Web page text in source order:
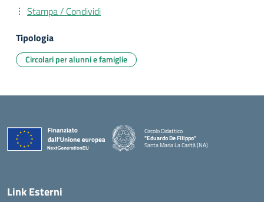
Stampa / Condividi
Tipologia
Circolari per alunni e famiglie
Circolo Didattico
"Eduardo De Filippo"
Santa Maria La Carità (NA)
Link Esterni